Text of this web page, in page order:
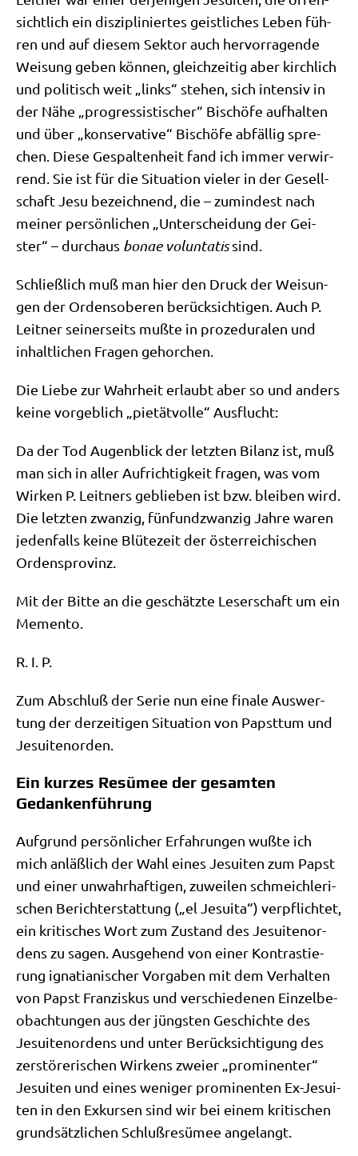
sicht­lich ein dis­zi­pli­nier­tes geist­li­ches Leben füh­
ren und auf die­sem Sek­tor auch her­vor­ra­gen­de
Wei­sung geben kön­nen, gleich­zei­tig aber kirch­lich
und poli­tisch weit „links“ ste­hen, sich inten­siv in
der Nähe „pro­gres­si­sti­scher“ Bischö­fe auf­hal­ten
und über „kon­ser­va­ti­ve“ Bischö­fe abfäl­lig spre­
chen. Die­se Gespal­ten­heit fand ich immer ver­wir­
rend. Sie ist für die Situa­ti­on vie­ler in der Gesell­
schaft Jesu bezeich­nend, die – zumin­dest nach
mei­ner per­sön­li­chen „Unter­schei­dung der Gei­
ster“ – durch­aus bonae vol­un­ta­tissind.
Schließ­lich muß man hier den Druck der Wei­sun­
gen der Ordens­obe­ren berück­sich­ti­gen. Auch P.
Leit­ner sei­ner­seits muß­te in pro­ze­du­ra­len und
inhalt­li­chen Fra­gen gehorchen.
Die Lie­be zur Wahr­heit erlaubt aber so und anders
kei­ne vor­geb­lich „pie­tät­vol­le“ Ausflucht:
Da der Tod Augen­blick der letz­ten Bilanz ist, muß
man sich in aller Auf­rich­tig­keit fra­gen, was vom
Wir­ken P. Leit­ners geblie­ben ist bzw. blei­ben wird.
Die letz­ten zwan­zig, fünf­und­zwan­zig Jah­re waren
jeden­falls kei­ne Blü­te­zeit der öster­rei­chi­schen
Ordensprovinz.
Mit der Bit­te an die geschätz­te Leser­schaft um ein
Memento.
R. I. P.
Zum Abschluß der Serie nun eine fina­le Aus­wer­
tung der der­zei­ti­gen Situa­ti­on von Papst­tum und
Jesuitenorden.
Ein kurzes Resümee der gesamten
Gedankenführung
Auf­grund per­sön­li­cher Erfah­run­gen wuß­te ich
mich anläß­lich der Wahl eines Jesui­ten zum Papst
und einer unwahr­haf­ti­gen, zuwei­len schmeich­le­ri­
schen Bericht­erstat­tung („el Jesui­ta“) ver­pflich­tet,
ein kri­ti­sches Wort zum Zustand des Jesui­ten­or­
dens zu sagen. Aus­ge­hend von einer Kon­tra­stie­
rung igna­tia­ni­scher Vor­ga­ben mit dem Ver­hal­ten
von Papst Fran­zis­kus und ver­schie­de­nen Ein­zel­be­
ob­ach­tun­gen aus der jüng­sten Geschich­te des
Jesui­ten­or­dens und unter Berück­sich­ti­gung des
zer­stö­re­ri­schen Wir­kens zwei­er „pro­mi­nen­ter“
Jesui­ten und eines weni­ger pro­mi­nen­ten Ex-Jesui­
ten in den Exkur­sen sind wir bei einem kri­ti­schen
grund­sätz­li­chen Schluß­re­sü­mee angelangt.